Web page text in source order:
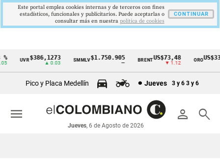
Cintillo
económicos
Colombia
UVR$386,1273
▲ 0.03
SMMLV$1.750.905 BRENTUS$73,48
▼ 1.12
ORO
Pico y Placa Medellín Jueves 3 y 6 3 y 6
person search
Jueves, 6 de Agosto de 2026
menu
Este portal emplea cookies internas y de terceros con fines
estadísticos, funcionales y publicitarios. Puede aceptarlas o
consultar más en nuestra politica de cookies
CONTINUAR